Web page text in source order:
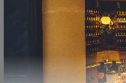
ΑΦΡΟΛΟΥΤΡΑ